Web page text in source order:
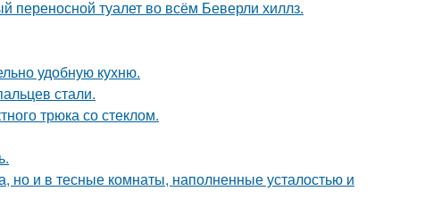
переносной туалет во всём Беверли хиллз.
удобную кухню.
стали.
трюка со стеклом.
но и в тесные комнаты, наполненные усталостью и